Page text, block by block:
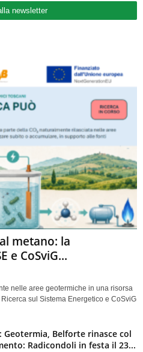
newsletter
metano: la
e CoSviG...
nelle aree geotermiche in una risorsa
sul Sistema Energetico e CoSviG
Geotermia, Belforte rinasce col
Radicondoli in festa il 23...